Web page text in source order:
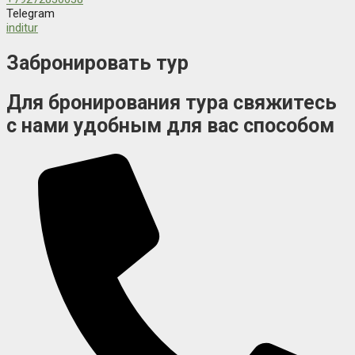
Telegram
inditur
Забронировать тур
Для бронирования тура свяжитесь
с нами удобным для вас способом